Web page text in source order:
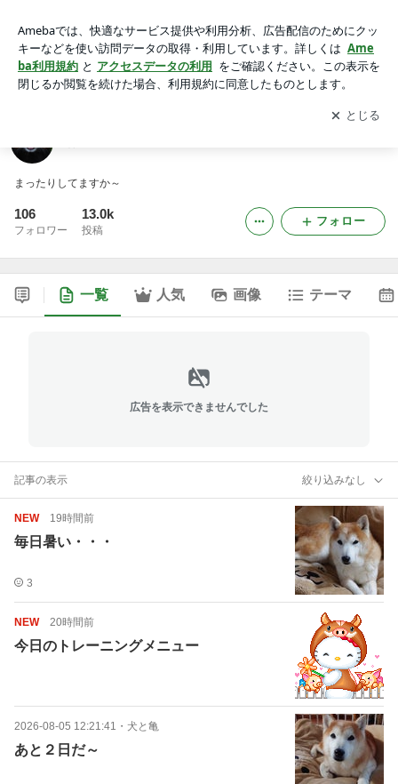
アプリをダウンロードして ブログの更新通知
を受け取りまし
ょう。
開く
まったりしてますか～
106
フォロワー
13.0k
投稿
フォロー
一覧 人気 画像 テーマ
広告を表示できませんでした
記事の表示 絞り込みなし
NEW 19時間前
毎日暑い・・・
3
NEW 20時間前
今日のトレーニングメニュー
2026-08-05 12:21:41 ・ 犬と亀
あと２日だ～